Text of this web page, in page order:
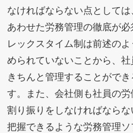
なければならない点として
あわせた労務管理の徹底が
レックスタイム制は前述の
められていないことから、
きちんと管理することがで
す。また、会社側も社員の
割り振りをしなければなら
把握できるような労務管理